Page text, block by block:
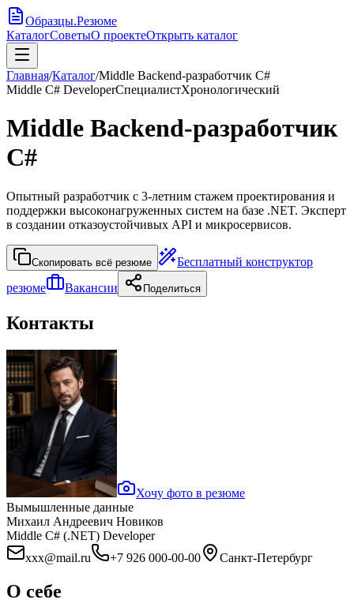
Образцы.Резюме
КаталогСоветыО проектеОткрыть каталог
Главная/Каталог/Middle Backend-разработчик C#
Middle C# DeveloperСпециалистХронологический
Middle Backend-разработчик
C#
Опытный разработчик с 3-летним стажем проектирования и
поддержки высоконагруженных систем на базе .NET. Эксперт
в создании отказоустойчивых API и микросервисов.
Скопировать всё резюме
Бесплатный конструктор
резюме
Вакансии Поделиться
Контакты
Хочу фото в резюме
Вымышленные данные
Михаил Андреевич Новиков
Middle C# (.NET) Developer
xxx@mail.ru
+7 926 000-00-00 Санкт-Петербург
О себе